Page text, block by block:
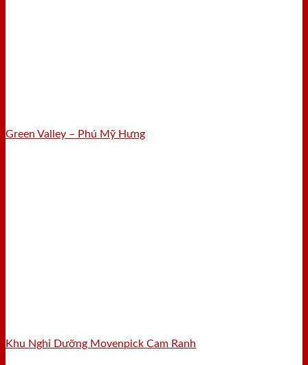
Green Valley – Phú Mỹ Hưng
Khu Nghỉ Dưỡng Movenpick Cam Ranh